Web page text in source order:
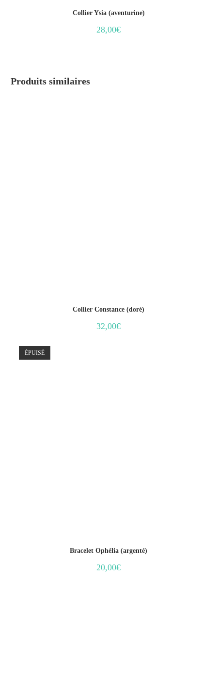
Collier Ysia (aventurine)
28,00€
Produits similaires
Collier Constance (doré)
32,00€
ÉPUISÉ
Bracelet Ophélia (argenté)
20,00€